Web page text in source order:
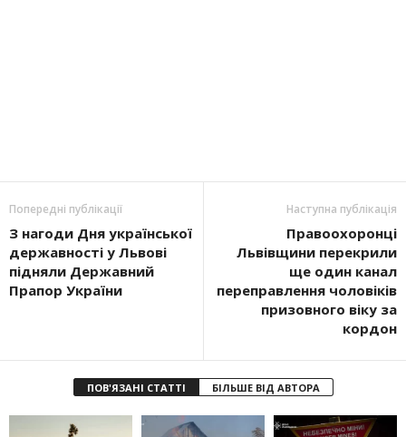
Попередні публікації
З нагоди Дня української
державності у Львові
підняли Державний
Прапор України
Наступна публікація
Правоохоронці
Львівщини перекрили
ще один канал
переправлення чоловіків
призовного віку за
кордон
ПОВ'ЯЗАНІ СТАТТІ БІЛЬШЕ ВІД АВТОРА